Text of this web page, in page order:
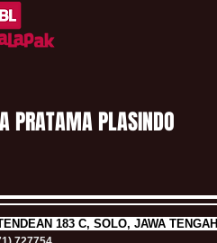
PRATAMA PLASINDO
183 C, SOLO, JAWA TENGAH